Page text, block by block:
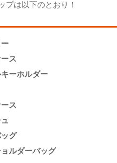
プは以下のとおり！
ス
ーホルダー
ス
ッグ
ョルダーバッグ